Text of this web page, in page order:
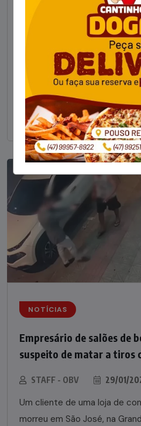
Foragido pela morte de
em bar morre em
STAFF - OBV 29/01/
Um dos dois foragidos
um delegado aposentado
Sul catarinense, foi
NOTÍCIAS
Empresário de salões de
suspeito de matar a tiros
STAFF - OBV 29/01/
Um cliente de uma loja de
morreu em São José, na